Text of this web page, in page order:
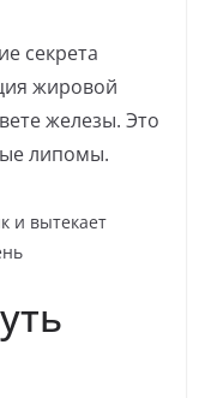
секрета
жировой
железы. Это
липомы.